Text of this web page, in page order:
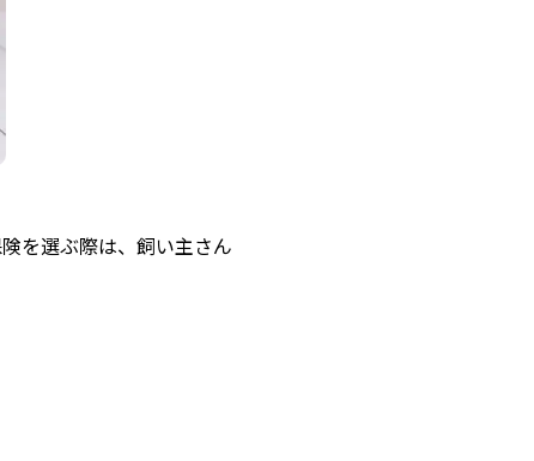
を選ぶ際は、飼い主さん